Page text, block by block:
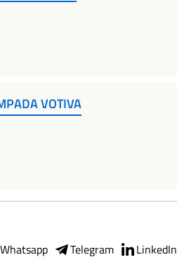
VOTIVA
Whatsapp Telegram LinkedIn